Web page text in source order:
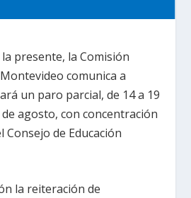
presente, la Comisión
comunica a
un paro parcial, de 14 a 19
agosto, con concentración
Consejo de Educación
la reiteración de